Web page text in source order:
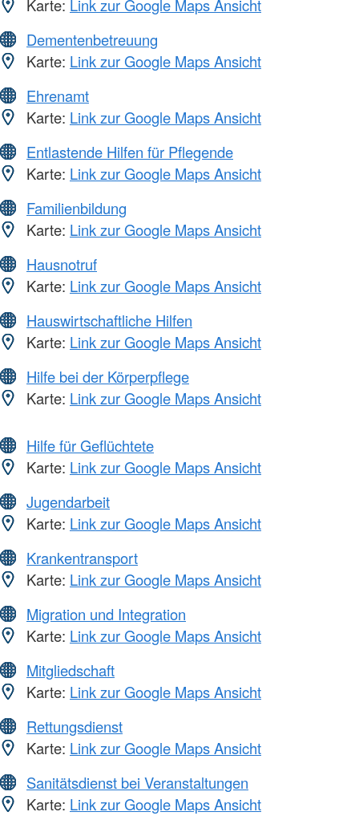
Karte: Link zur Google Maps Ansicht
Dementenbetreuung
Karte: Link zur Google Maps Ansicht
Ehrenamt
Karte: Link zur Google Maps Ansicht
Entlastende Hilfen für Pflegende
Karte: Link zur Google Maps Ansicht
Familienbildung
Karte: Link zur Google Maps Ansicht
Hausnotruf
Karte: Link zur Google Maps Ansicht
Hauswirtschaftliche Hilfen
Karte: Link zur Google Maps Ansicht
Hilfe bei der Körperpflege
Karte: Link zur Google Maps Ansicht
Hilfe für Geflüchtete
Karte: Link zur Google Maps Ansicht
Jugendarbeit
Karte: Link zur Google Maps Ansicht
Krankentransport
Karte: Link zur Google Maps Ansicht
Migration und Integration
Karte: Link zur Google Maps Ansicht
Mitgliedschaft
Karte: Link zur Google Maps Ansicht
Rettungsdienst
Karte: Link zur Google Maps Ansicht
Sanitätsdienst bei Veranstaltungen
Karte: Link zur Google Maps Ansicht